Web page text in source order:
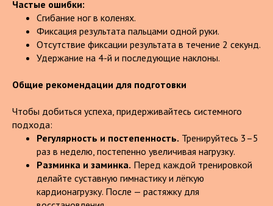
Частые ошибки:
Сгибание ног в коленях.
Фиксация результата пальцами одной руки.
Отсутствие фиксации результата в течение 2 секунд.
Удержание на 4-й и последующие наклоны.
Общие рекомендации для подготовки
Чтобы добиться успеха, придерживайтесь системного
подхода:
Регулярность и постепенность. Тренируйтесь 3–5
раз в неделю, постепенно увеличивая нагрузку.
Разминка и заминка. Перед каждой тренировкой
делайте суставную гимнастику и лёгкую
кардионагрузку. После — растяжку для